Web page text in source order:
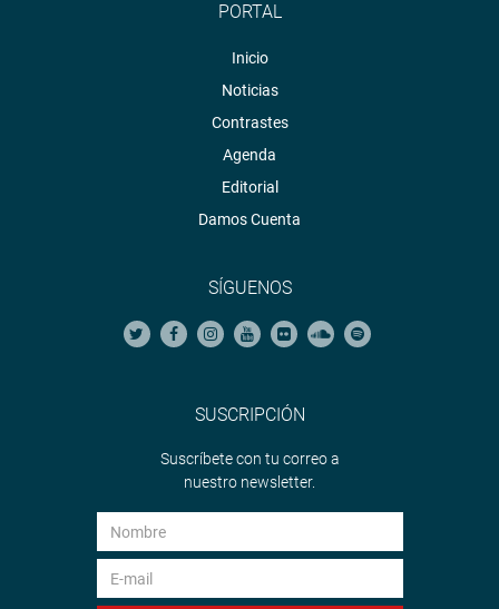
PORTAL
Inicio
Noticias
Contrastes
Agenda
Editorial
Damos Cuenta
SÍGUENOS
SUSCRIPCIÓN
Suscríbete con tu correo a
nuestro newsletter.